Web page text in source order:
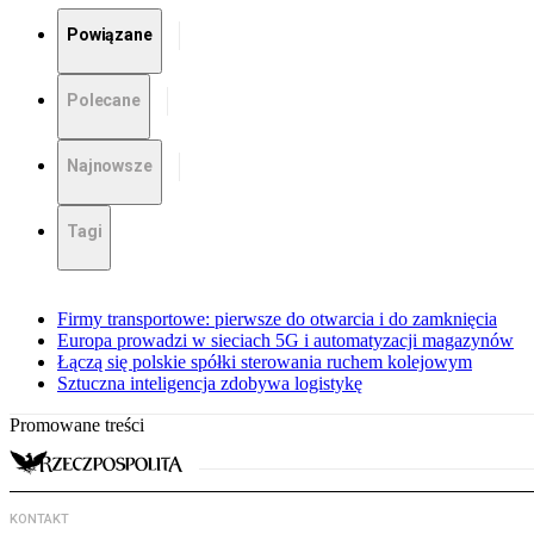
Powiązane
Polecane
Najnowsze
Tagi
Firmy transportowe: pierwsze do otwarcia i do zamknięcia
Europa prowadzi w sieciach 5G i automatyzacji magazynów
Łączą się polskie spółki sterowania ruchem kolejowym
Sztuczna inteligencja zdobywa logistykę
Promowane treści
KONTAKT